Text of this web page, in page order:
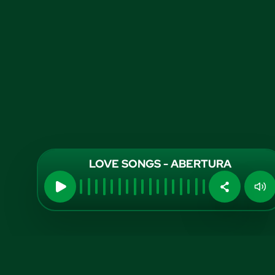
LOVE SONGS - ABERTURA